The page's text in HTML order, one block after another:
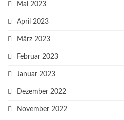
Mai 2023
April 2023
März 2023
Februar 2023
Januar 2023
Dezember 2022
November 2022